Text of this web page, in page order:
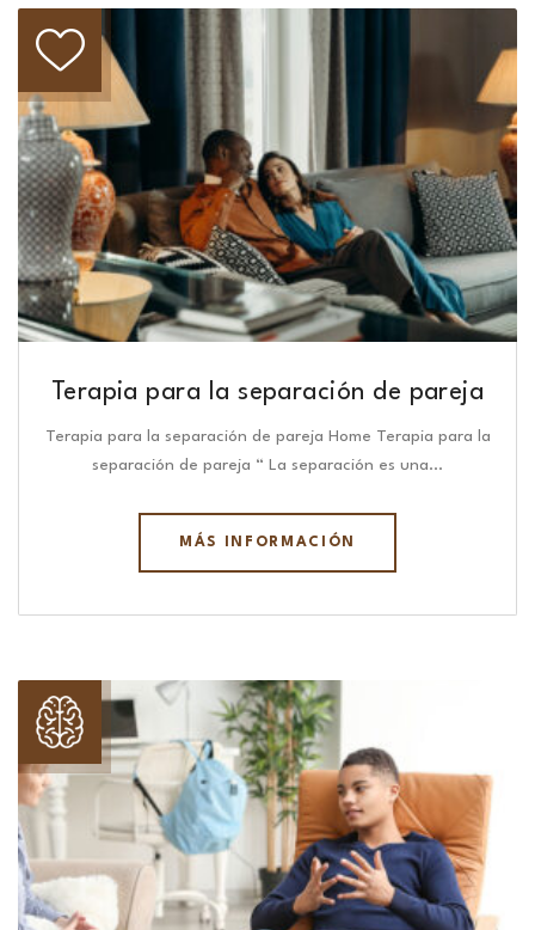
Terapia para la separación de pareja
Terapia para la separación de pareja Home Terapia para la
separación de pareja “ La separación es una…
MÁS INFORMACIÓN